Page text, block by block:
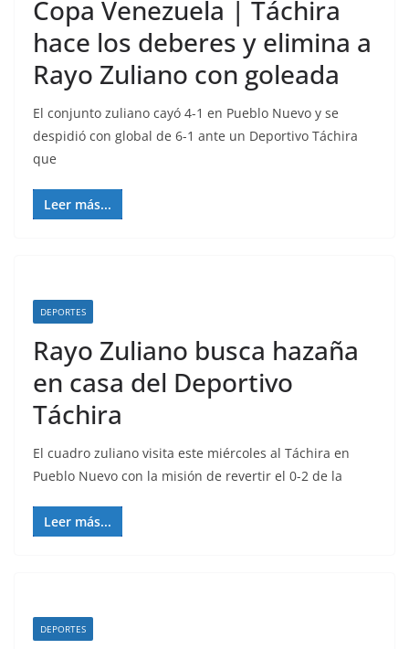
Copa Venezuela | Táchira
hace los deberes y elimina a
Rayo Zuliano con goleada
El conjunto zuliano cayó 4-1 en Pueblo Nuevo y se
despidió con global de 6-1 ante un Deportivo Táchira
que
Leer más...
DEPORTES
Rayo Zuliano busca hazaña
en casa del Deportivo
Táchira
El cuadro zuliano visita este miércoles al Táchira en
Pueblo Nuevo con la misión de revertir el 0-2 de la
Leer más...
DEPORTES